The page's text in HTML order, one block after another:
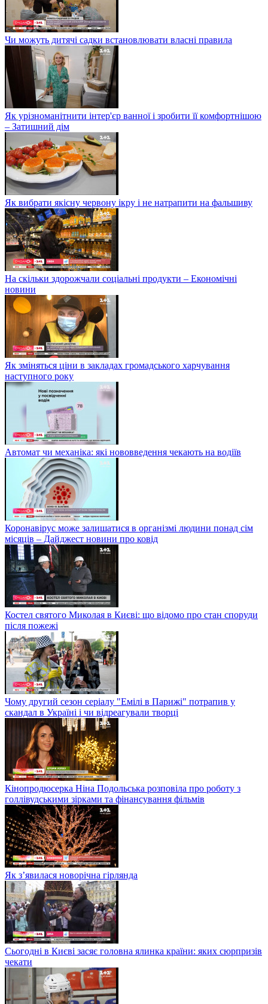
Чи можуть дитячі садки встановлювати власні правила
Як урізноманітнити інтер'єр ванної і зробити її комфортнішою
– Затишний дім
Як вибрати якісну червону ікру і не натрапити на фальшиву
На скільки здорожчали соціальні продукти – Економічні
новини
Як зміняться ціни в закладах громадського харчування
наступного року
Автомат чи механіка: які нововведення чекають на водіїв
Коронавірус може залишатися в організмі людини понад сім
місяців – Дайджест новини про ковід
Костел святого Миколая в Києві: що відомо про стан споруди
після пожежі
Чому другий сезон серіалу "Емілі в Парижі" потрапив у
скандал в Україні і чи відреагували творці
Кінопродюсерка Ніна Подольська розповіла про роботу з
голлівудськими зірками та фінансування фільмів
Як з’явилася новорічна гірлянда
Сьогодні в Києві засяє головна ялинка країни: яких сюрпризів
чекати